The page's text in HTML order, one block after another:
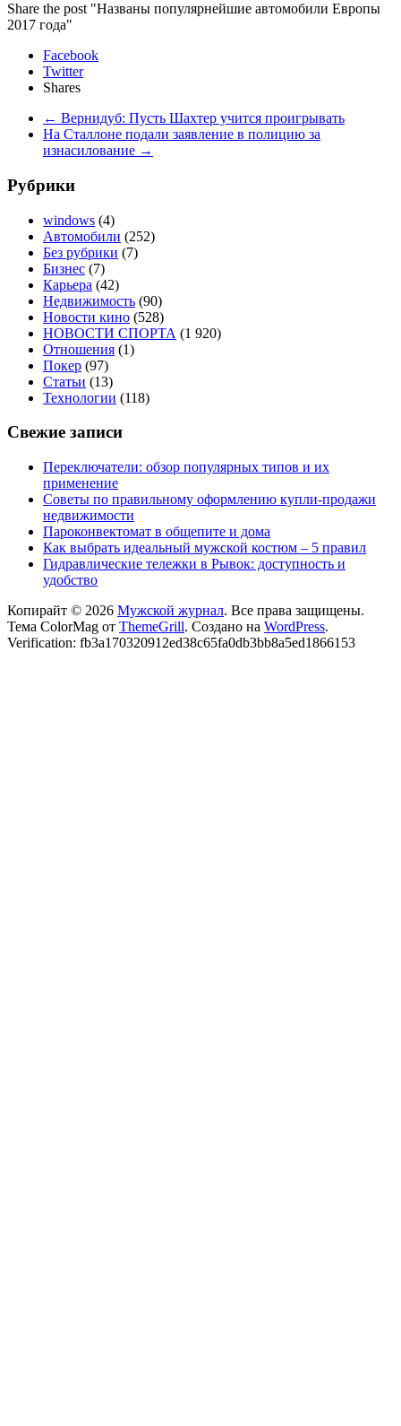
Share the post "Названы популярнейшие автомобили Европы
2017 года"
Facebook
Twitter
Shares
← Вернидуб: Пусть Шахтер учится проигрывать
На Сталлоне подали заявление в полицию за
изнасилование →
Рубрики
windows (4)
Автомобили (252)
Без рубрики (7)
Бизнес (7)
Карьера (42)
Недвижимость (90)
Новости кино (528)
НОВОСТИ СПОРТА (1 920)
Отношения (1)
Покер (97)
Статьи (13)
Технологии (118)
Свежие записи
Переключатели: обзор популярных типов и их
применение
Советы по правильному оформлению купли-продажи
недвижимости
Пароконвектомат в общепите и дома
Как выбрать идеальный мужской костюм – 5 правил
Гидравлические тележки в Рывок: доступность и
удобство
Копирайт © 2026 Мужской журнал. Все права защищены.
Тема ColorMag от ThemeGrill. Создано на WordPress.
Verification: fb3a170320912ed38c65fa0db3bb8a5ed1866153